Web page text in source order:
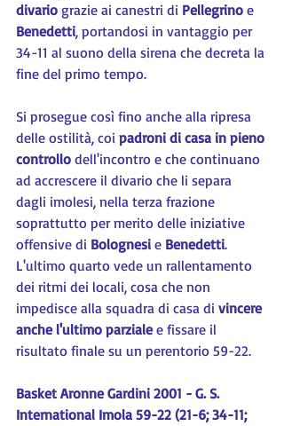
divario grazie ai canestri di Pellegrino e
Benedetti, portandosi in vantaggio per
34-11 al suono della sirena che decreta la
fine del primo tempo.
Si prosegue così fino anche alla ripresa
delle ostilità, coi padroni di casa in pieno
controllo dell'incontro e che continuano
ad accrescere il divario che li separa
dagli imolesi, nella terza frazione
soprattutto per merito delle iniziative
offensive di Bolognesi e Benedetti.
L'ultimo quarto vede un rallentamento
dei ritmi dei locali, cosa che non
impedisce alla squadra di casa di vincere
anche l'ultimo parziale e fissare il
risultato finale su un perentorio 59-22.
Basket Aronne Gardini 2001 - G. S.
International Imola 59-22 (21-6; 34-11;